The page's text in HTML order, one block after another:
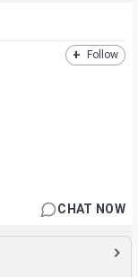
+ Follow
CHAT NOW